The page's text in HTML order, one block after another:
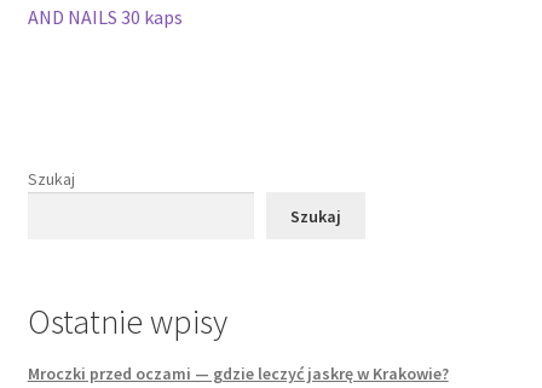
wpisu
wpis:
AND NAILS 30 kaps
Szukaj
Szukaj
Ostatnie wpisy
Mroczki przed oczami — gdzie leczyć jaskrę w Krakowie?